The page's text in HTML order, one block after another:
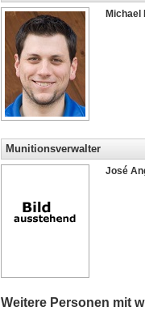
Michael
Munitionsverwalter
José
Weitere Personen mit